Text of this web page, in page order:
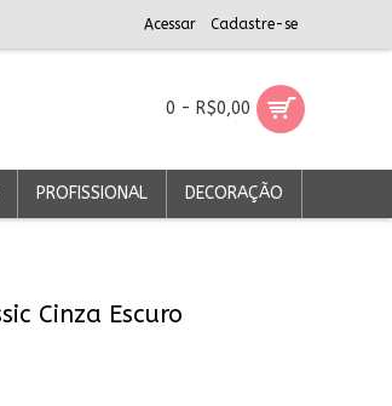
Acessar Cadastre-se
0 - R$0,00
PROFISSIONAL DECORAÇÃO
Cinza Escuro